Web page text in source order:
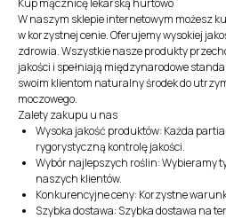
Kup mącznicę lekarską hurtowo
W naszym sklepie internetowym możesz
w korzystnej cenie. Oferujemy wysokiej
zdrowia. Wszystkie nasze produkty
jakości i spełniają międzynarodowe
swoim klientom naturalny środek do
moczowego.
Zalety zakupu u nas
Wysoka jakość produktów: Każda
rygorystyczną kontrolę jakości.
Wybór najlepszych roślin: Wybieramy
naszych klientów.
Konkurencyjne ceny: Korzystne
Szybka dostawa: Szybka dostawa na